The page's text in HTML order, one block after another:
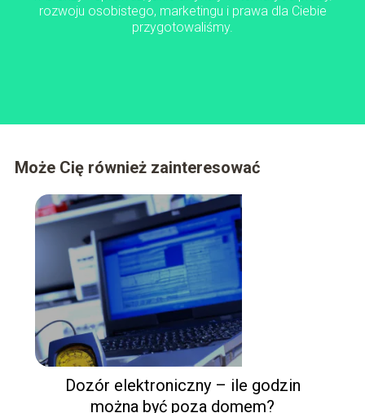
rozwoju osobistego, marketingu i prawa dla Ciebie
przygotowaliśmy.
Może Cię również zainteresować
Dozór elektroniczny – ile godzin
można być poza domem?